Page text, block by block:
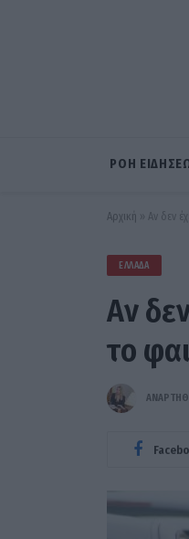
ΡΟΗ
Αρχική » Αν δεν
ΕΛΛΆΔΑ
Αν
το